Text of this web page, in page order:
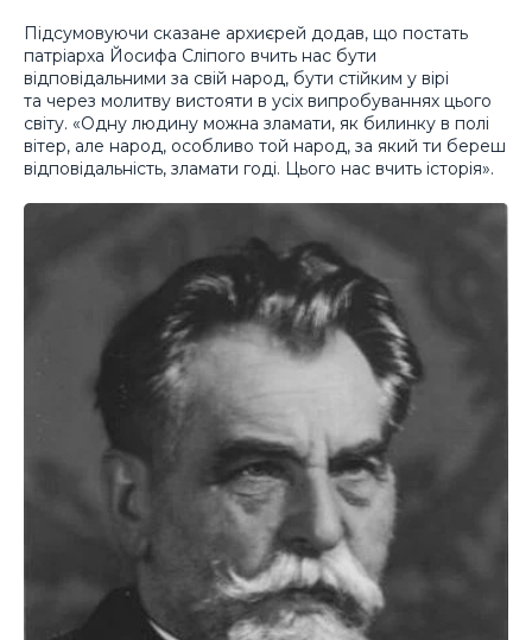
Підсумовуючи сказане архиєрей додав, що постать
патріарха Йосифа Сліпого вчить нас бути
відповідальними за свій народ, бути стійким у вірі
та через молитву вистояти в усіх випробуваннях цього
світу. «Одну людину можна зламати, як билинку в полі
вітер, але народ, особливо той народ, за який ти береш
відповідальність, зламати годі. Цього нас вчить історія».